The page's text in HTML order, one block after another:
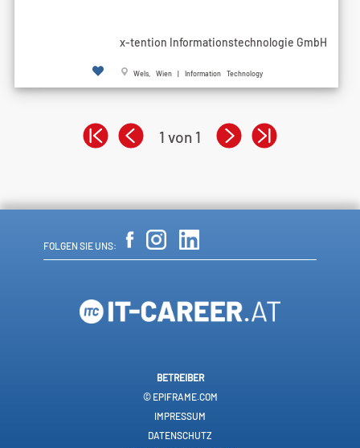
x-tention Informationstechnologie GmbH
Wels, Wien | Information Technology
1 von 1
FOLGEN SIE UNS:
BETREIBER
© EPIFRAME.COM
IMPRESSUM
DATENSCHUTZ